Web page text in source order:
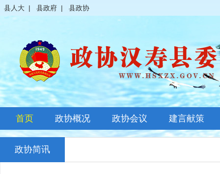
县人大 | 县政府 | 县政协
首页 政协概况
领导之窗
政协会议
常委会议
建言献策
政协简讯